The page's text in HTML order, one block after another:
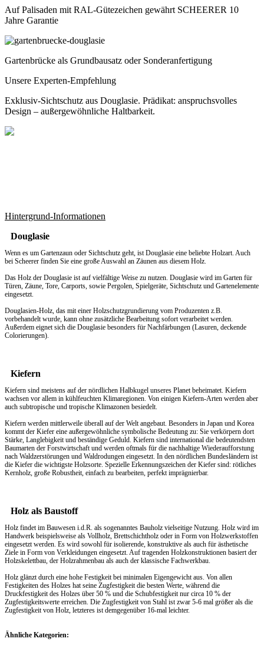
Auf Palisaden mit RAL-Gütezeichen gewährt SCHEERER 10
Jahre Garantie
Gartenbrücke als Grundbausatz oder Sonderanfertigung
Unsere Experten-Empfehlung
Exklusiv-Sichtschutz aus Douglasie. Prädikat: anspruchsvolles
Design – außergewöhnliche Haltbarkeit.
Hintergrund-Informationen
Douglasie
Wenn es um Gartenzaun oder Sichtschutz geht, ist Douglasie eine beliebte Holzart. Auch
bei Scheerer finden Sie eine große Auswahl an Zäunen aus diesem Holz.
Das Holz der Douglasie ist auf vielfältige Weise zu nutzen. Douglasie wird im Garten für
Türen, Zäune, Tore, Carports, sowie Pergolen, Spielgeräte, Sichtschutz und Gartenelemente
eingesetzt.
Douglasien-Holz, das mit einer Holzschutzgrundierung vom Produzenten z.B.
vorbehandelt wurde, kann ohne zusätzliche Bearbeitung sofort verarbeitet werden.
Außerdem eignet sich die Douglasie besonders für Nachfärbungen (Lasuren, deckende
Colorierungen).
Kiefern
Kiefern sind meistens auf der nördlichen Halbkugel unseres Planet beheimatet. Kiefern
wachsen vor allem in kühlfeuchten Klimaregionen. Von einigen Kiefern-Arten werden aber
auch subtropische und tropische Klimazonen besiedelt.
Kiefern werden mittlerweile überall auf der Welt angebaut. Besonders in Japan und Korea
kommt der Kiefer eine außergewöhnliche symbolische Bedeutung zu: Sie verkörpern dort
Stärke, Langlebigkeit und beständige Geduld. Kiefern sind international die bedeutendsten
Baumarten der Forstwirtschaft und werden oftmals für die nachhaltige Wiederaufforstung
nach Waldzerstörungen und Waldrodungen eingesetzt. In den nördlichen Bundesländern ist
die Kiefer die wichtigste Holzsorte. Spezielle Erkennungszeichen der Kiefer sind: rötliches
Kernholz, große Robustheit, einfach zu bearbeiten, perfekt imprägnierbar.
Holz als Baustoff
Holz findet im Bauwesen i.d.R. als sogenanntes Bauholz vielseitige Nutzung. Holz wird im
Handwerk beispielsweise als Vollholz, Brettschichtholz oder in Form von Holzwerkstoffen
eingesetzt werden. Es wird sowohl für isolierende, konstruktive als auch für ästhetische
Ziele in Form von Verkleidungen eingesetzt. Auf tragenden Holzkonstruktionen basiert der
Holzskelettbau, der Holzrahmenbau als auch der klassische Fachwerkbau.
Holz glänzt durch eine hohe Festigkeit bei minimalen Eigengewicht aus. Von allen
Festigkeiten des Holzes hat seine Zugfestigkeit die besten Werte, während die
Druckfestigkeit des Holzes über 50 % und die Schubfestigkeit nur circa 10 % der
Zugfestigkeitswerte erreichen. Die Zugfestigkeit von Stahl ist zwar 5-6 mal größer als die
Zugfestigkeit von Holz, letzteres ist demgegenüber 16-mal leichter.
Ähnliche Kategorien: